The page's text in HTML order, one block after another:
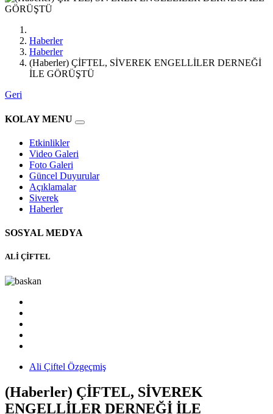
Haberler
Haberler
(Haberler) ÇİFTEL, SİVEREK ENGELLİLER DERNEĞİ
İLE GÖRÜŞTÜ
Geri
KOLAY MENU
Etkinlikler
Video Galeri
Foto Galeri
Güncel Duyurular
Açıklamalar
Siverek
Haberler
SOSYAL MEDYA
ALİ ÇİFTEL
Ali Çiftel Özgeçmiş
(Haberler) ÇİFTEL, SİVEREK
ENGELLİLER DERNEĞİ İLE